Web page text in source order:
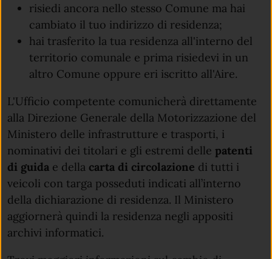
risiedi ancora nello stesso Comune ma hai
cambiato il tuo indirizzo di residenza;
hai trasferito la tua residenza all'interno del
territorio comunale e prima risiedevi in un
altro Comune oppure eri iscritto all'Aire.
L'Ufficio competente comunicherà direttamente
alla Direzione Generale della Motorizzazione del
Ministero delle infrastrutture e trasporti, i
nominativi dei titolari e gli estremi delle patenti
di guida e della carta di circolazione di tutti i
veicoli con targa posseduti indicati all’interno
della dichiarazione di residenza. Il Ministero
aggiornerà quindi la residenza negli appositi
archivi informatici.